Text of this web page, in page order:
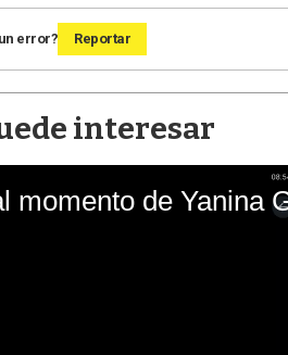
error? Reportar
interesar